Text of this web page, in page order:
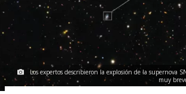
Los expertos describieron la explosión de la supernova
muy